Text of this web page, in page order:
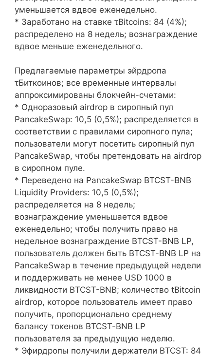
уменьшается вдвое еженедельно.
* Заработано на ставке τBitcoins: 84 (4%);
распределено на 8 недель; вознаграждение
вдвое меньше еженедельного.
Предлагаемые параметры эйрдропа
τБиткоинов; все временные интервалы
аппроксимированы блокчейн-счетами:
* Одноразовый airdrop в сиропный пул
PancakeSwap: 10,5 (0,5%); распределяется в
соответствии с правилами сиропного пула;
пользователи могут посетить сиропный пул
PancakeSwap, чтобы претендовать на airdrop
в сиропном пуле.
* Переведено на PancakeSwap BTCST-BNB
Liquidity Providers: 10,5 (0,5%);
распределяется на 8 недель;
вознаграждение уменьшается вдвое
еженедельно; чтобы получить право на
недельное вознаграждение BTCST-BNB LP,
пользователь должен быть BTCST-BNB LP на
PancakeSwap в течение предыдущей недели
и поддерживать не менее USD 1000 в
ликвидности BTCST-BNB; количество tBitcoin
airdrop, которое пользователь имеет право
получить, пропорционально среднему
балансу токенов BTCST-BNB LP
пользователя за предыдущую неделю.
* Эфирдропы получили держатели BTCST: 84